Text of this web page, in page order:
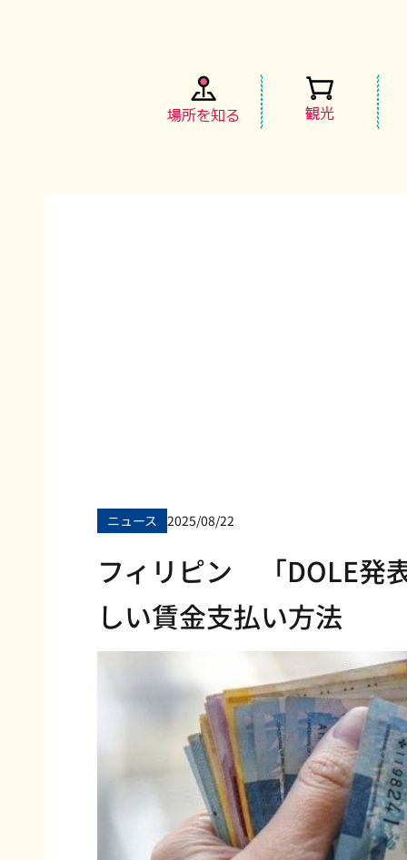
場所を知る 観光
ニュース 2025/08/22
フィリピン 「DOLE発
しい賃金支払い方法